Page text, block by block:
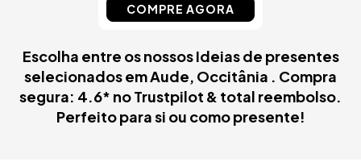
COMPRE AGORA
Escolha entre os nossos Ideias de presentes
selecionados em Aude, Occitânia . Compra
segura: 4.6* no Trustpilot & total reembolso.
Perfeito para si ou como presente!